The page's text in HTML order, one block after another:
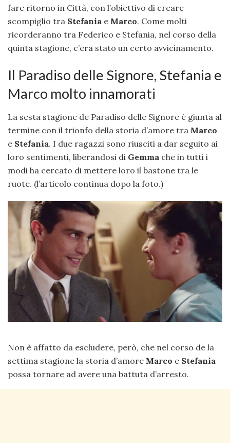
fare ritorno in Città, con l’obiettivo di creare
scompiglio tra Stefania e Marco. Come molti
ricorderanno tra Federico e Stefania, nel corso della
quinta stagione, c’era stato un certo avvicinamento.
Il Paradiso delle Signore, Stefania e
Marco molto innamorati
La sesta stagione de Paradiso delle Signore è giunta al
termine con il trionfo della storia d’amore tra Marco
e Stefania. I due ragazzi sono riusciti a dar seguito ai
loro sentimenti, liberandosi di Gemma che in tutti i
modi ha cercato di mettere loro il bastone tra le
ruote. (l’articolo continua dopo la foto.)
Non è affatto da escludere, però, che nel corso de la
settima stagione la storia d’amore Marco e Stefania
possa tornare ad avere una battuta d’arresto.